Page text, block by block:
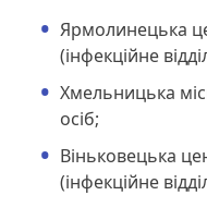
Ярмолинецька
(інфекційне
Хмельницька
осіб;
Віньковецька
(інфекційне